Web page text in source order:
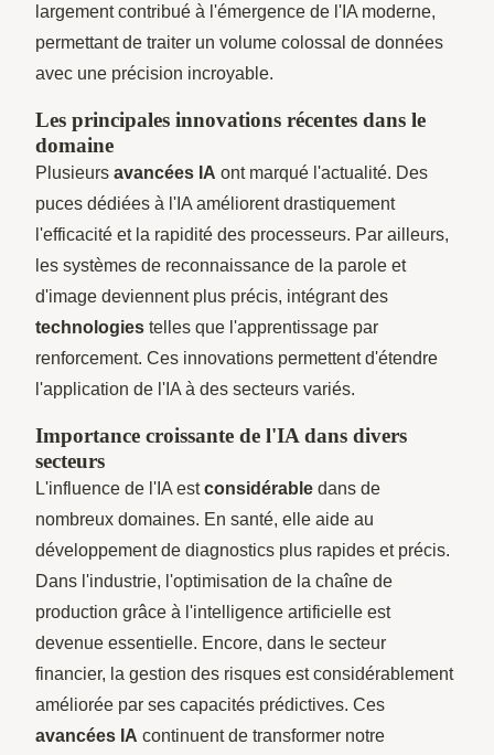
largement contribué à l'émergence de l'IA moderne,
permettant de traiter un volume colossal de données
avec une précision incroyable.
Les principales innovations récentes dans le
domaine
Plusieurs avancées IA ont marqué l'actualité. Des
puces dédiées à l'IA améliorent drastiquement
l'efficacité et la rapidité des processeurs. Par ailleurs,
les systèmes de reconnaissance de la parole et
d'image deviennent plus précis, intégrant des
technologies telles que l'apprentissage par
renforcement. Ces innovations permettent d'étendre
l'application de l'IA à des secteurs variés.
Importance croissante de l'IA dans divers
secteurs
L'influence de l'IA estconsidérable dans de
nombreux domaines. En santé, elle aide au
développement de diagnostics plus rapides et précis.
Dans l'industrie, l'optimisation de la chaîne de
production grâce à l'intelligence artificielle est
devenue essentielle. Encore, dans le secteur
financier, la gestion des risques est considérablement
améliorée par ses capacités prédictives. Ces
avancées IA continuent de transformer notre